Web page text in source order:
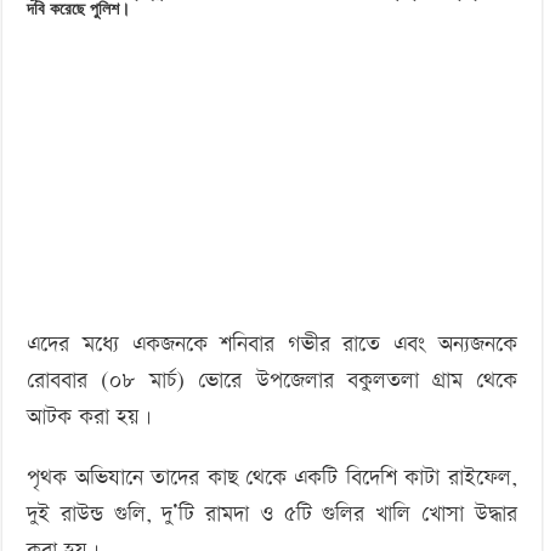
‘বড় নাশকতার জন্য’ অস্ত্র নিয়ে বাগেরহাটে ঢুকছিল তারা
দবি করেছে পুলিশ।
এদের মধ্যে একজনকে শনিবার গভীর রাতে এবং অন্যজনকে
রোববার (০৮ মার্চ) ভোরে উপজেলার বকুলতলা গ্রাম থেকে
আটক করা হয়।
পৃথক অভিযানে তাদের কাছ থেকে একটি বিদেশি কাটা রাইফেল,
দুই রাউন্ড গুলি, দু’টি রামদা ও ৫টি গুলির খালি খোসা উদ্ধার